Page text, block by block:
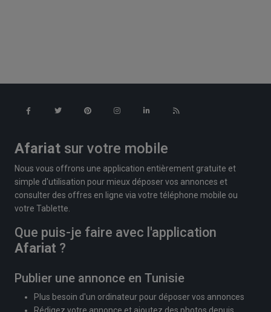
Afariat sur votre mobile
Nous vous offrons une application entièrement gratuite et
simple d'utilisation pour mieux déposer vos annonces et
consulter des offres en ligne via votre téléphone mobile ou
votre Tablette.
Que puis-je faire avec l'application
Afariat ?
Publier une annonce en Tunisie
Plus besoin d'un ordinateur pour déposer vos annonces